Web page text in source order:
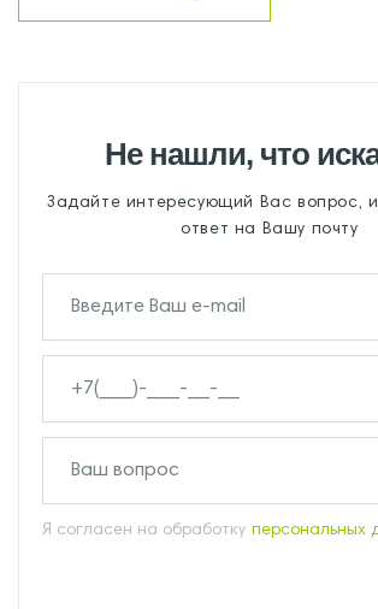
Не нашли, что
Задайте интересующий Вас вопрос,
ответ на Вашу почту
Я согласен на обработку персональных